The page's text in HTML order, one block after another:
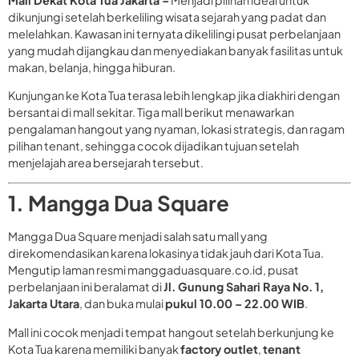
dikunjungi setelah berkeliling wisata sejarah yang padat dan
melelahkan. Kawasan ini ternyata dikelilingi pusat perbelanjaan
yang mudah dijangkau dan menyediakan banyak fasilitas untuk
makan, belanja, hingga hiburan.
Kunjungan ke Kota Tua terasa lebih lengkap jika diakhiri dengan
bersantai di mall sekitar. Tiga mall berikut menawarkan
pengalaman hangout yang nyaman, lokasi strategis, dan ragam
pilihan tenant, sehingga cocok dijadikan tujuan setelah
menjelajah area bersejarah tersebut.
1. Mangga Dua Square
Mangga Dua Square menjadi salah satu mall yang
direkomendasikan karena lokasinya tidak jauh dari Kota Tua.
Mengutip laman resmi manggaduasquare.co.id, pusat
perbelanjaan ini beralamat diJl. Gunung Sahari Raya No. 1,
Jakarta Utara, dan buka mulaipukul 10.00 – 22.00 WIB.
Mall ini cocok menjadi tempat hangout setelah berkunjung ke
Kota Tua karena memiliki banyakfactory outlet,tenant